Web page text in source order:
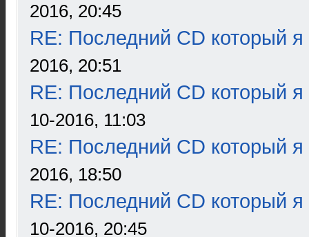
2016, 20:45
RE: Последний CD который я
2016, 20:51
RE: Последний CD который я
10-2016, 11:03
RE: Последний CD который я
2016, 18:50
RE: Последний CD который я
10-2016, 20:45